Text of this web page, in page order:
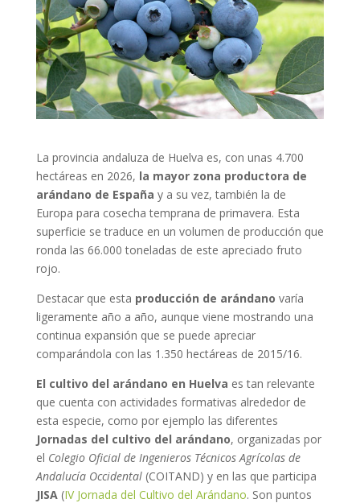
La provincia andaluza de Huelva es, con unas 4.700
hectáreas en 2026, la mayor zona productora de
arándano de España y a su vez, también la de
Europa para cosecha temprana de primavera. Esta
superficie se traduce en un volumen de producción que
ronda las 66.000 toneladas de este apreciado fruto
rojo.
Destacar que esta producción de arándano varía
ligeramente año a año, aunque viene mostrando una
continua expansión que se puede apreciar
comparándola con las 1.350 hectáreas de 2015/16.
El cultivo del arándano en Huelva es tan relevante
que cuenta con actividades formativas alrededor de
esta especie, como por ejemplo las diferentes
Jornadas del cultivo del arándano, organizadas por
el Colegio Oficial de Ingenieros Técnicos Agrícolas de
Andalucía Occidental(COITAND) y en las que participa
JISA (IV Jornada del Cultivo del Arándano. Son puntos